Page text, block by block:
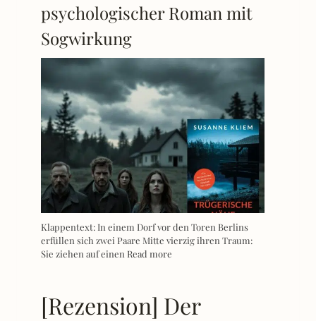
psychologischer Roman mit
Sogwirkung
Klappentext: In einem Dorf vor den Toren Berlins
erfüllen sich zwei Paare Mitte vierzig ihren Traum:
Sie ziehen auf einen Read more
[Rezension] Der